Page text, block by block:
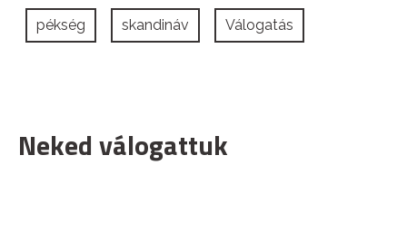
pékség skandináv Válogatás
Neked válogattuk